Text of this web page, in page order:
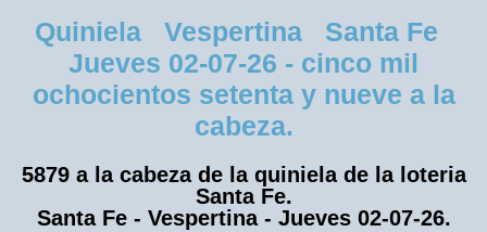
Quiniela Vespertina Santa Fe
Jueves 02-07-26 - cinco mil
ochocientos setenta y nueve a la
cabeza.
5879 a la cabeza de la quiniela de la loteria
Santa Fe.
Santa Fe - Vespertina - Jueves 02-07-26.